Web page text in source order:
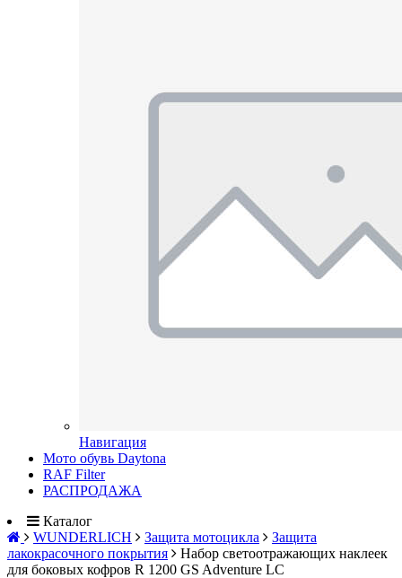
Навигация
Мото обувь Daytona
RAF Filter
РАСПРОДАЖА
Каталог
WUNDERLICH
Защита мотоцикла
Защита
лакокрасочного покрытия
Набор светоотражающих наклеек
для боковых кофров R 1200 GS Adventure LC